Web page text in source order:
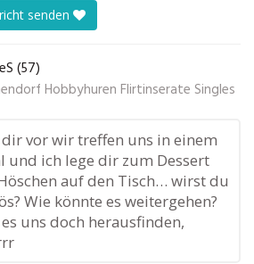
senden
(57)
Hobbyhuren Flirtinserate Singles
vor wir treffen uns in einem
und ich lege dir zum Dessert
auf den Tisch… wirst du
Wie könnte es weitergehen?
es uns doch herausfinden,